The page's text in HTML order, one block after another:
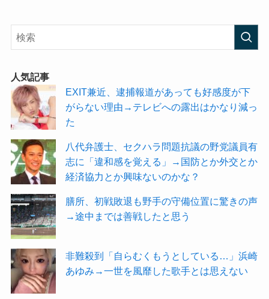
人気記事
EXIT兼近、逮捕報道があっても好感度が下
がらない理由→テレビへの露出はかなり減っ
た
八代弁護士、セクハラ問題抗議の野党議員有
志に「違和感を覚える」→国防とか外交とか
経済協力とか興味ないのかな？
膳所、初戦敗退も野手の守備位置に驚きの声
→途中までは善戦したと思う
非難殺到「自らむくもうとしている…」浜崎
あゆみ→一世を風靡した歌手とは思えない